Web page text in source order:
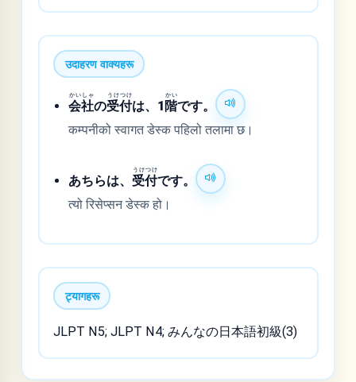
उदाहरण वाक्यहरू
会
かい
社
しゃ
の受
うけ
付
つけ
は、1 階
かい
です。
कम्पनीको स्वागत डेस्क पहिलो तलामा छ।
あちらは、 受
うけ
付
つけ
です。
त्यो रिसेप्सन डेस्क हो।
ट्यागहरू
JLPT N5; JLPT N4; みんなの日本語初級(3)